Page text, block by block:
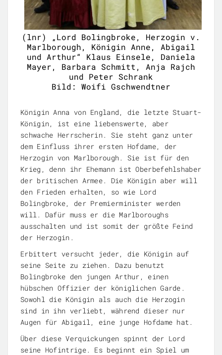
(lnr) „Lord Bolingbroke, Herzogin v.
Marlborough, Königin Anne, Abigail
und Arthur“ Klaus Einsele, Daniela
Mayer, Barbara Schmitt, Anja Rajch
und Peter Schrank
Bild: Woifi Gschwendtner
Königin Anna von England, die letzte Stuart-
Königin, ist eine liebenswerte, aber
schwache Herrscherin. Sie steht ganz unter
dem Einfluss ihrer ersten Hofdame, der
Herzogin von Marlborough. Sie ist für den
Krieg, denn ihr Ehemann ist Oberbefehlshaber
der britischen Armee. Die Königin aber will
den Frieden erhalten, so wie Lord
Bolingbroke, der Premierminister werden
will. Dafür muss er die Marlboroughs
ausschalten und ist somit der größte Feind
der Herzogin.
Erbittert versucht jeder, die Königin auf
seine Seite zu ziehen. Dazu benutzt
Bolingbroke den jungen Arthur, einen
hübschen Offizier der königlichen Garde.
Sowohl die Königin als auch die Herzogin
sind in ihn verliebt, während dieser nur
Augen für Abigail, eine junge Hofdame hat.
Über diese Verquickungen spinnt der Lord
seine Hofintrige. Es beginnt ein Spiel um